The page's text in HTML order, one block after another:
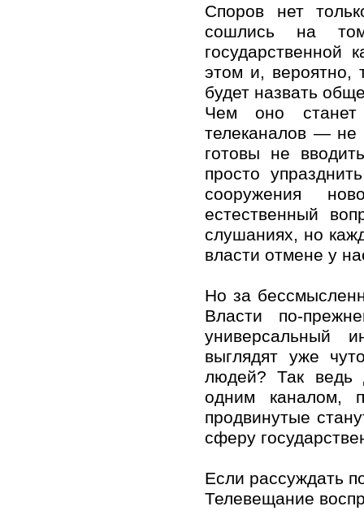
Споров нет
сошлись на
этом и, вероятно,
будет назвать
Чем оно станет
телеканалов — не
готовы не
просто
сооружения
естественный
слушаниях, но
власти отмене у
Но за
Власти по-
универсальный
выглядят уже
людей? Так ведь
одним каналом,
продвинутые
сферу
Если рассуждать
Телевещание